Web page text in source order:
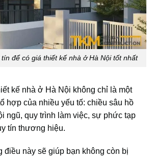
để có giá thiết kế nhà ở Hà Nội tốt nhất
kế nhà ở Hà Nội không chỉ là một
hợp của nhiều yếu tố: chiều sâu hồ
ngũ, quy trình làm việc, sự phức tạp
tín thương hiệu.
điều này sẽ giúp bạn không còn bị